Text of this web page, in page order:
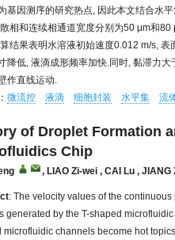
基因测序的研究热点, 因此本文结合水
相和连续相通道宽度分别为50 μm和
结果表明水溶液初始速度0.012 m/s, 表
降低, 液滴成形频率加快.同时, 黏滞力
作直线运动.
： 微流控 液滴 细胞封装 水平集 流
of Droplet Formation
Chip
, LIAO Zi-wei , CAI Lu , JIANG
: The velocity values of the
generated by the T-shaped
microfluidic channels become hot